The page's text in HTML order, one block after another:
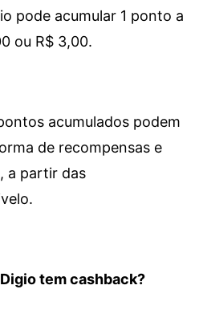
pode acumular 1 ponto a
ou R$ 3,00.
acumulados podem
de recompensas e
a partir das
tem cashback?